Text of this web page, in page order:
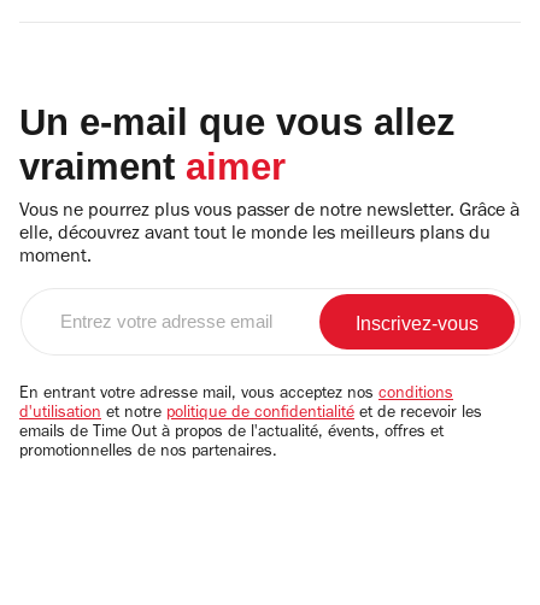
Un e-mail que vous allez
vraiment aimer
Vous ne pourrez plus vous passer de notre newsletter. Grâce à
elle, découvrez avant tout le monde les meilleurs plans du
moment.
email
En entrant votre adresse mail, vous acceptez nos conditions
d'utilisation et notre politique de confidentialité et de recevoir les
emails de Time Out à propos de l'actualité, évents, offres et
promotionnelles de nos partenaires.